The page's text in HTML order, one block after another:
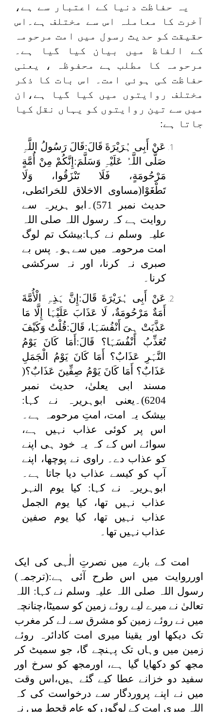
یہ حفاظت دنیا کے اعتبار سے ہے،
آخرت کا معاملہ اس سے مختلف ہے۔اس
حقیقت کو حدیث رسول میں امت مرحومہ
کے الفاظ میں بیان کیا گیا ہے۔
مرحومہ کا مطلب ہے محفوظہ ، یعنی
حفاظت کی ہوئی امت۔ اس بات کا ذکر
مختلف روایتوں میں کیا گیا ہے،ان
میں سے تین روایتوں کو یہاں نقل کیا
جاتا ہے:
عَنْ أَبِی ہُرَیْرَةَ قَالَ:قَالَ رَسُولُ اللَّہِ
صَلَّى اللَّہُ عَلَیْہِ وَسَلَّمَ:إِنَّکُمْ مِنْ أُمَّةٍ
مَرْحُومَةٍ، فَلَا تَنْزَقُوا، وَلَا
تَطْغَوْا (مساوی الاخلاق للخرائطی،
حدیث نمبر 571)۔ابو ہریرہ سے
روایت ہے کہ رسول اللہ صلی اللہ
علیہ وسلم نے کہا:بیشک تم لوگ
امت مرحومہ میں سےہو۔ پس بے
صبری نہ کرنا، اور نہ سرکشی
کرنا۔
عَنْ أَبِی ہُرَیْرَةَ قَالَ:إِنَّ ہَذِہِ الْأُمَّةَ
أَمَةٌ مَرْحُومَةٌ، لَا عَذَابَ عَلَیْہَا إِلَّا مَا
عَذَّبَتْ ہِیَ أَنْفُسَہَا، قَالَ:قُلْتُ وَکَیْفَ
تُعَذِّبُ أَنْفُسَہَا؟ قَالَ:أَمَا کَانَ یَوْمُ
النَّہَرِ عَذَابٌ؟ أَمَا کَانَ یَوْمُ الْجَمَلِ
عَذَابٌ؟ أَمَا کَانَ یَوْمُ صِفِّینَ عَذَابٌ؟(
مسند ابی یعلیٰ، حدیث نمبر
6204)۔یعنی ابوہریرہ نے کہا:
بیشک یہ امت، امتِ مرحومہ ہے۔
اس پر کوئی عذاب نہیں ہے،
سوائے اس کے کہ یہ خود ہی اپنے
کو عذاب دے۔ راوی نے پوچھا، اپنے
آپ کو کیسے عذاب دیا جاتا ہے۔
ابوہریرہ نے کہا: کیا یوم النہر
عذاب نہیں تھا، کیا یوم الجمل
عذاب نہیں تھا، کیا یوم صفین
عذاب نہیں تھا۔
امت کے بارے میں نصرتِ الٰہی کی ایک
اورروایت میں اس طرح آئی ہے:(ترجمہ)
رسول اللہ صلی اللہ علیہ وسلم نے کہا: اللہ
تعالیٰ نے میرے لیے روئے زمین کو سمیٹا،چنانچہ
میں نے روئے زمین کو مشرق سے لے کر مغرب
تک دیکھا اور یقینا میری امت کادائرہ روئے
زمین میں وہاں تک پہنچے گا، جو سمیٹ کر
مجھ کو دکھایا گیا ہے، اورمجھ کو سرخ اور
سفید دو خزانے عطا کیے گئے ہیں،اس وقت
میں نے اپنے پروردگار سے درخواست کی کہ
اللہ میری امت کے لوگوں کو عام قحط میں نہ